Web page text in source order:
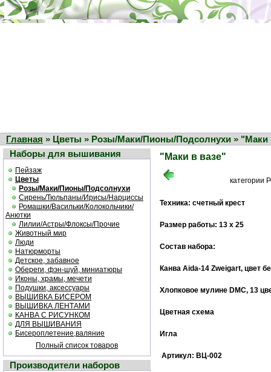
Главная » Цветы » Розы/Маки/Пионы/Подсолнухи » "Маки
Наборы для вышивания
Пейзаж
Цветы
Розы/Маки/Пионы/Подсолнухи
Сирень/Тюльпаны/Ирисы/Нарциссы
Ромашки/Васильки/Колокольчики/
Анютки
Лилии/Астры/Флоксы/Прочие
Животный мир
Люди
Натюрморты
Детское, забавное
Обереги, фэн-шуй, миниатюры
Иконы, храмы, мечети
Подушки, аксессуары
ВЫШИВКА БИСЕРОМ
ВЫШИВКА ЛЕНТАМИ
КАНВА С РИСУНКОМ
ДЛЯ ВЫШИВАНИЯ
Бисероплетение,валяние
Полный список товаров
Производители наборов
"Маки в вазе"
категории
Техника: счетный крест
Размер работы: 13 х 25
Состав набора:
Канва Aida-14 Zweigart, цвет
Хлопковое мулине DMC, 13
Цветная cхема
Игла
Артикул: ВЦ-002